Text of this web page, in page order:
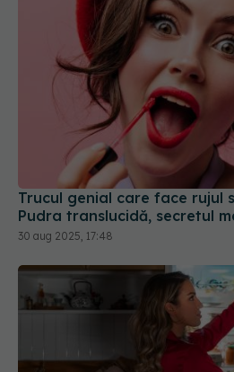
Trucul genial care face rujul
Pudra translucidă, secretul
30 aug 2025, 17:48